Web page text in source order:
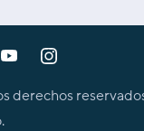
derechos